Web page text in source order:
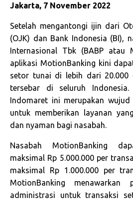
Jakarta, 7 November 2022
Setelah mengantongi ijin dari
(OJK) dan Bank Indonesia (BI),
Internasional Tbk (BABP atau
aplikasi MotionBanking kini
setor tunai di lebih dari 20.000
tersebar di seluruh
Indomaret ini merupakan
untuk memberikan layanan
dan nyaman bagi nasabah.
Nasabah MotionBanking
maksimal Rp 5.000.000 per
maksimal Rp 1.000.000 per
MotionBanking
administrasi untuk transaksi